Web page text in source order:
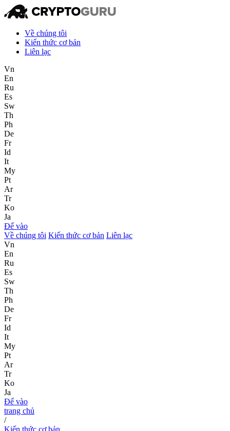
Về chúng tôi
Kiến thức cơ bản
Liên lạc
Vn
En
Ru
Es
Sw
Th
Ph
De
Fr
Id
It
My
Pt
Ar
Tr
Ko
Ja
Để vào
Về chúng tôi Kiến thức cơ bản Liên lạc
Vn
En
Ru
Es
Sw
Th
Ph
De
Fr
Id
It
My
Pt
Ar
Tr
Ko
Ja
Để vào
trang chủ
/
Kiến thức cơ bản